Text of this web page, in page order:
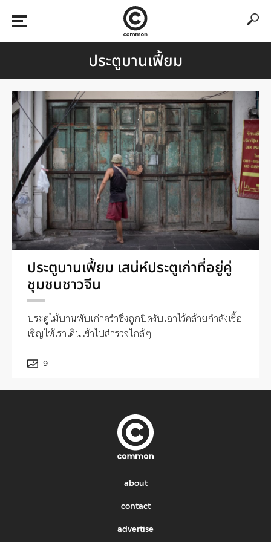
ประตูบานเฟี้ยม
ประตูบานเฟี้ยม เสน่ห์ประตูเก่าที่อยู่คู่
ชุมชนชาวจีน
ประตูไม้บานพับเก่าคร่ำซึ่งถูกปิดงับเอาไว้คล้ายกำลังเชื้อ
เชิญให้เราเดินเข้าไปสำรวจใกล้ๆ
9
about
contact
advertise